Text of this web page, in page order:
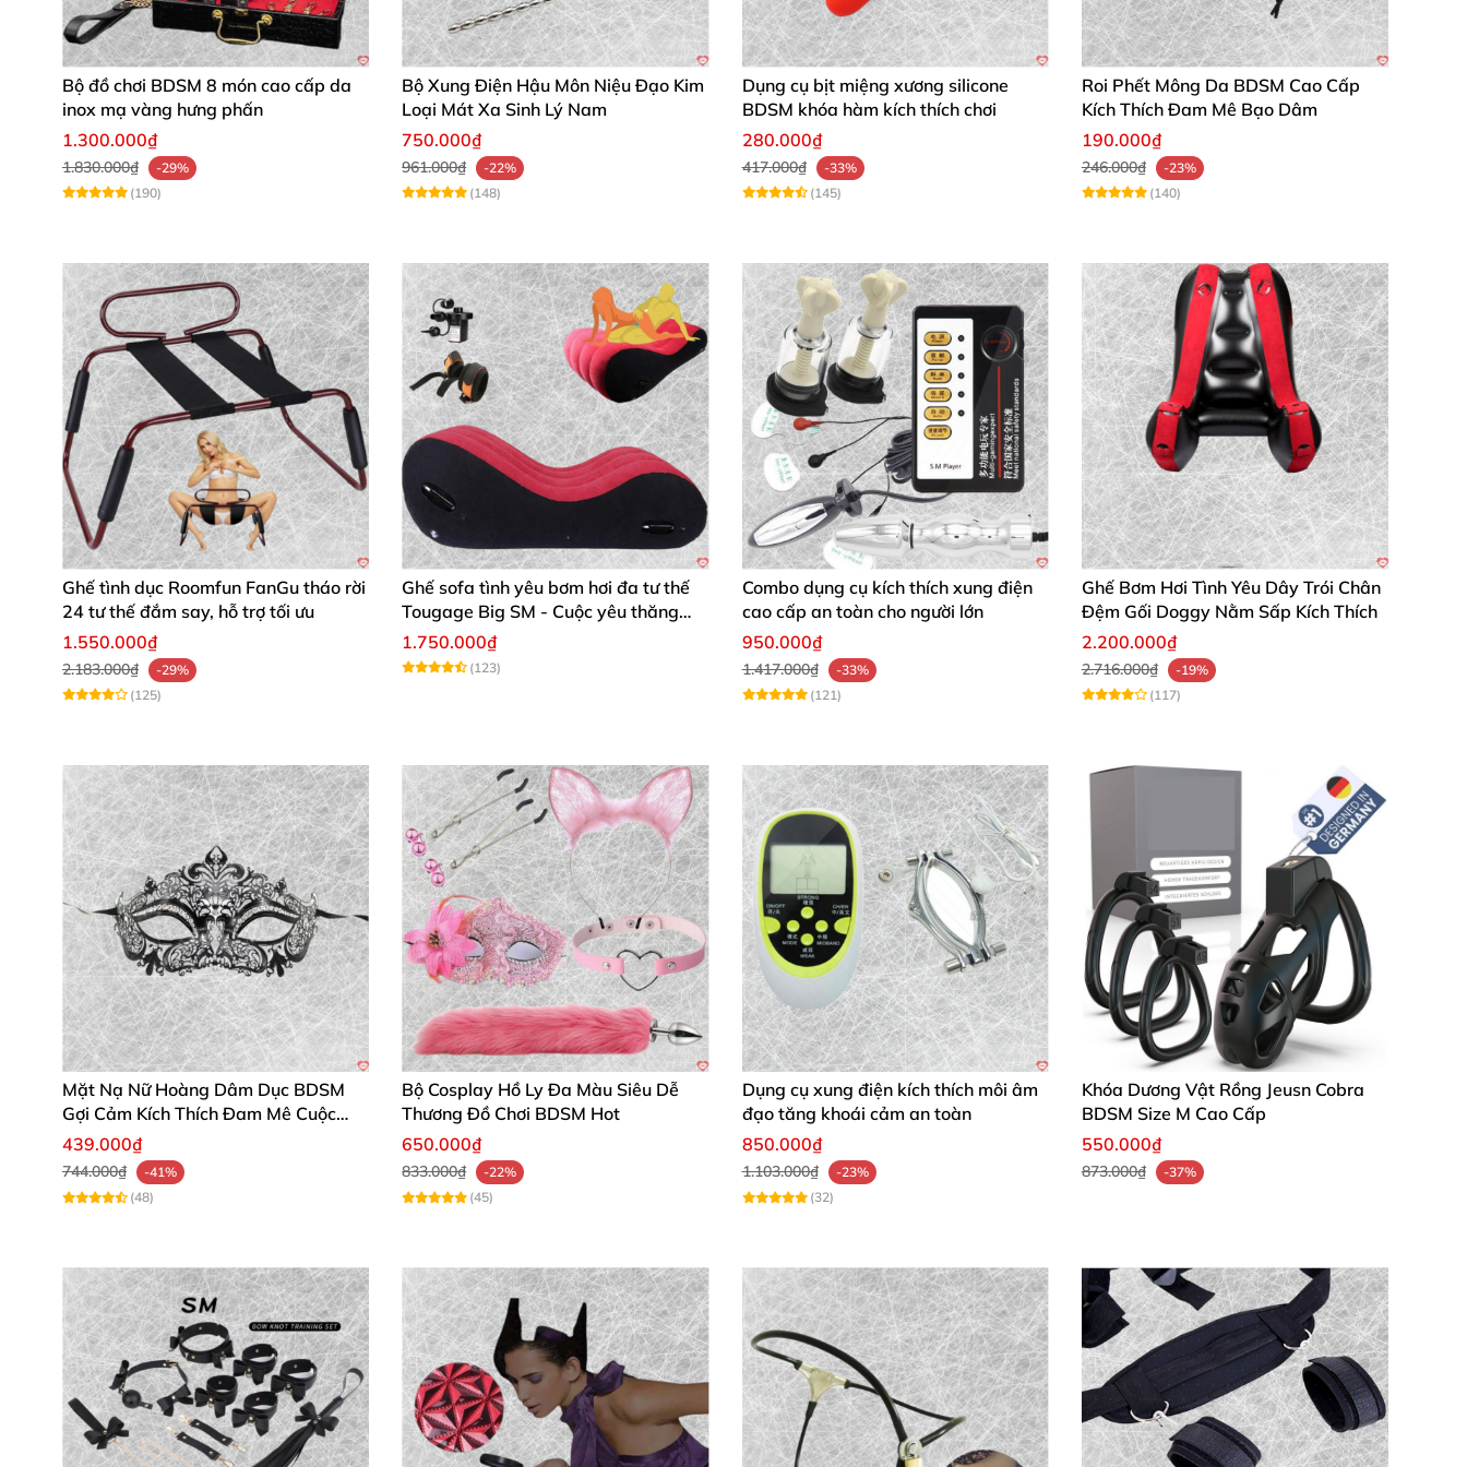
Đừng chần chừ nữa! Sở hữuPlay Mate – trò chơi thẻ ghép cặp tình yêungay hôm nay để biến mọi khoảnh khắc thành kỷ niệm khó quên. Chúng tôi
đảm bảo chất lượng premium, giúp bạn và đối tác tận hưởng đam mê bất tận.Chọn mua ngay và nhận phần thưởng tình yêu đỉnh cao!💥
Bộ đồ chơi BDSM 8 món cao cấp da
inox mạ vàng hưng phấn
1.300.000₫
1.830.000₫
-29%
(190)
Bộ Xung Điện Hậu Môn Niệu Đạo Kim
Loại Mát Xa Sinh Lý Nam
750.000₫
961.000₫
-22%
(148)
Dụng cụ bịt miệng xương silicone
BDSM khóa hàm kích thích chơi
280.000₫
417.000₫
-33%
(145)
Roi Phết Mông Da BDSM Cao Cấp
Kích Thích Đam Mê Bạo Dâm
190.000₫
246.000₫
-23%
(140)
Ghế tình dục Roomfun FanGu tháo rời
24 tư thế đắm say, hỗ trợ tối ưu
1.550.000₫
2.183.000₫
-29%
(125)
Ghế sofa tình yêu bơm hơi đa tư thế
Tougage Big SM - Cuộc yêu thăng
hoa, nhanh chóng mua
1.750.000₫
(123)
Combo dụng cụ kích thích xung điện
cao cấp an toàn cho người lớn
950.000₫
1.417.000₫
-33%
(121)
Ghế Bơm Hơi Tình Yêu Dây Trói Chân
Đệm Gối Doggy Nằm Sấp Kích Thích
2.200.000₫
2.716.000₫
-19%
(117)
Mặt Nạ Nữ Hoàng Dâm Dục BDSM
Gợi Cảm Kích Thích Đam Mê Cuộc
Yêu
439.000₫
744.000₫
-41%
(48)
Bộ Cosplay Hồ Ly Đa Màu Siêu Dễ
Thương Đồ Chơi BDSM Hot
650.000₫
833.000₫
-22%
(45)
Dụng cụ xung điện kích thích môi âm
đạo tăng khoái cảm an toàn
850.000₫
1.103.000₫
-23%
(32)
Khóa Dương Vật Rồng Jeusn Cobra
BDSM Size M Cao Cấp
550.000₫
873.000₫ -37%